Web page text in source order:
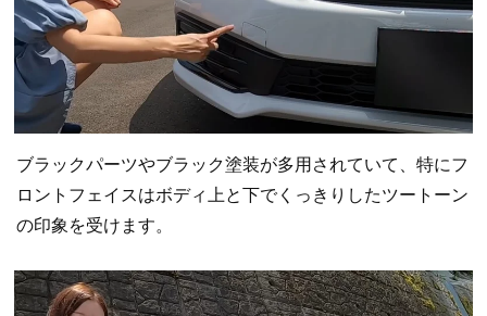
ブラックパーツやブラック塗装が多用されていて、特にフ
ロントフェイスはボディ上と下でくっきりしたツートーン
の印象を受けます。